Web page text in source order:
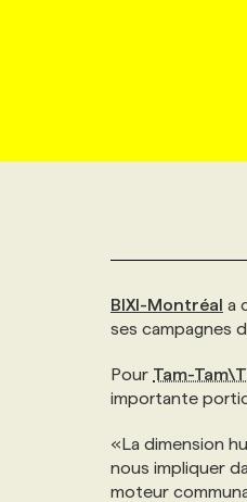
PRIX ET
TENDANCES
GEO/SEO
ÉVÉNEMENTIEL
NOS AUTEUR‧RICES
FAQ
ANNONCEZ AVEC
FORMATIONS
NOS
POURQUOI CHOISIR
NOS TARIFS
NOS EXPERTISES
BIXI-Montréal a
ses campagnes
Pour Tam-
importante
«La dimension
nous impliquer
moteur